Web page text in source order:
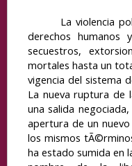
La violencia
derechos humanos
secuestros,
mortales hasta un
vigencia del sistema
La nueva ruptura de
una salida
apertura de un
los mismos
ha estado sumida en